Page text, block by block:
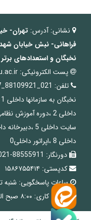
نشانی:آدرس: تهران-
فراهانی- نبش خیابان
نخبگان و استعدادهای
پست الکترونیکی:
تلفن:
داخلی 8 ،اپراتور داخلی0
دورنگار: 88555911-021
کدپستی: ۱۵۸۶۷۵۵۴۱۴
ساعات پاسخگویی: شنبه
ساعات کاری: ۸:۰۰ صبح الی ۱۲:۰۰ ظهر